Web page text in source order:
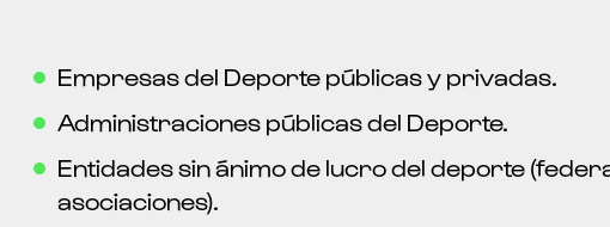
Empresas del Deporte públicas y privadas.
Administraciones públicas del Deporte.
Entidades sin ánimo de lucro del deporte
asociaciones).